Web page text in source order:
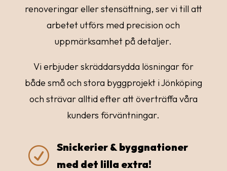
renoveringar eller stensättning, ser vi till att
arbetet utförs med precision och
uppmärksamhet på detaljer.
Vi erbjuder skräddarsydda lösningar för
både små och stora byggprojekt i Jönköping
och strävar alltid efter att överträffa våra
kunders förväntningar.
R
Snickerier & byggnationer
med det lilla extra!